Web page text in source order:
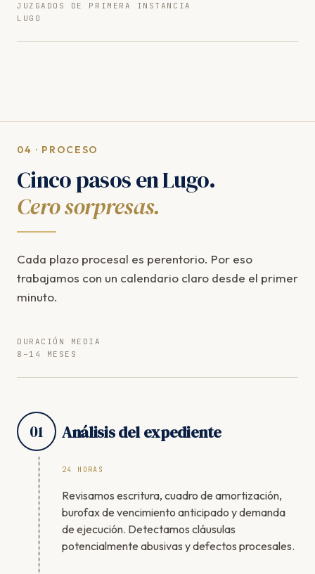
JUZGADOS DE PRIMERA INSTANCIA
LUGO
04 · PROCESO
Cinco pasos en Lugo.
Cero sorpresas.
Cada plazo procesal es perentorio. Por eso
trabajamos con un calendario claro desde el primer
minuto.
DURACIÓN MEDIA
8–14 MESES
01 Análisis del expediente
24 HORAS
Revisamos escritura, cuadro de amortización,
burofax de vencimiento anticipado y demanda
de ejecución. Detectamos cláusulas
potencialmente abusivas y defectos procesales.